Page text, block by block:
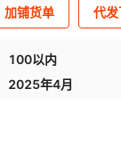
加铺货单 代
100以内
2025年4月